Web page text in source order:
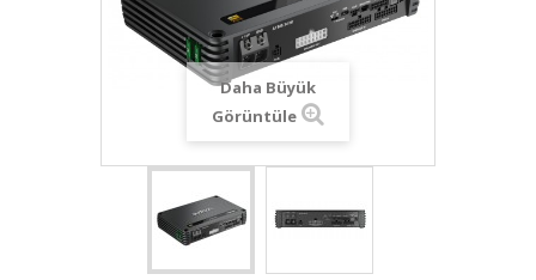
Daha Büyük
Görüntüle